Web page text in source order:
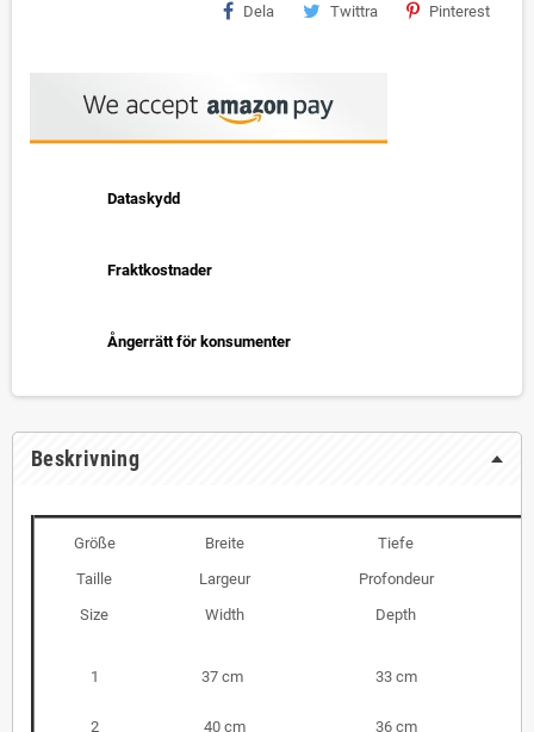
Dela Twittra Pinterest
Dataskydd
Fraktkostnader
Ångerrätt för konsumenter
Beskrivning
Größe
Taille
Size
Breite
Largeur
Width
Tiefe
Profondeur
Depth
1 37 cm 33 cm
2 40 cm 36 cm